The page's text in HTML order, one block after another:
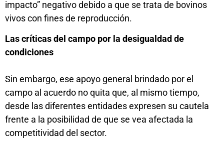
impacto” negativo debido a que se trata de bovinos
vivos con fines de reproducción.
Las críticas del campo por la desigualdad de
condiciones
Sin embargo, ese apoyo general brindado por el
campo al acuerdo no quita que, al mismo tiempo,
desde las diferentes entidades expresen su cautela
frente a la posibilidad de que se vea afectada la
competitividad del sector.